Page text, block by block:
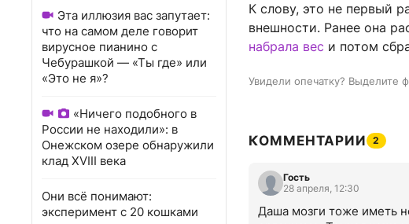
Эта иллюзия вас запутает:
что на самом деле говорит
вирусное пианино с
Чебурашкой — «Ты где» или
«Это не я»?
«Ничего подобного в
России не находили»: в
Онежском озере обнаружили
клад XVIII века
Они всё понимают:
эксперимент с 20 кошками
К слову, это не первый
внешности. Ранее она
набрала вес и потом
Увидели опечатку? Выделите
КОММЕНТАРИИ 2
Гость
28 апреля, 12:30
Даша мозги тоже иметь